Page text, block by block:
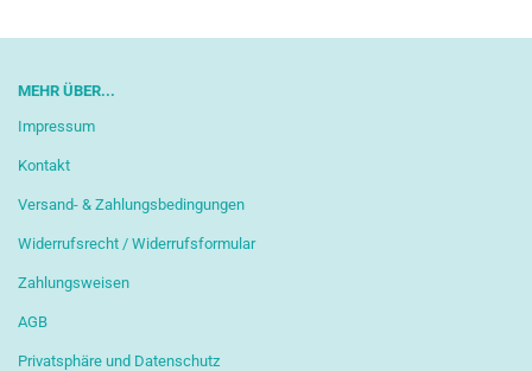
MEHR ÜBER...
Impressum
Kontakt
Versand- & Zahlungsbedingungen
Widerrufsrecht / Widerrufsformular
Zahlungsweisen
AGB
Privatsphäre und Datenschutz